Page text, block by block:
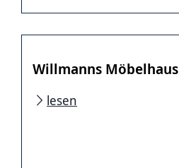
Willmanns Möbelhaus
lesen